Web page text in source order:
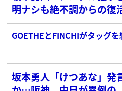
明ナシも絶不調からの復
GOETHEとFINCHIがタッグ
坂本勇人「けつあな」発